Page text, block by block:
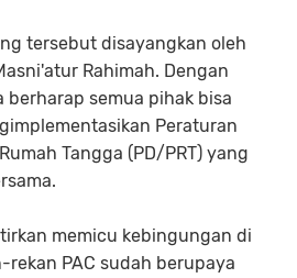
tersebut disayangkan oleh
Rahimah. Dengan
berharap semua pihak bisa
Peraturan
Tangga (PD/PRT) yang
memicu kebingungan di
PAC sudah berupaya